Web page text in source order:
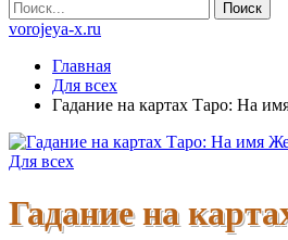
vorojeya-x.ru
Главная
Для всех
Гадание на картах Таро: На
Для всех
Гадание на